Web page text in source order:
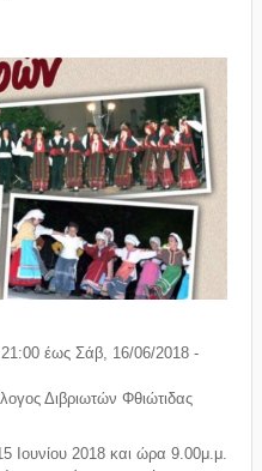
έως Σάβ, 16/06/2018 -
Διβριωτών Φθιώτιδας
Ιουνίου 2018 και ώρα 9.00μ.μ.